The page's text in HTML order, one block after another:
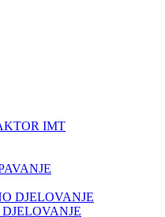
IMT
DJELOVANJE